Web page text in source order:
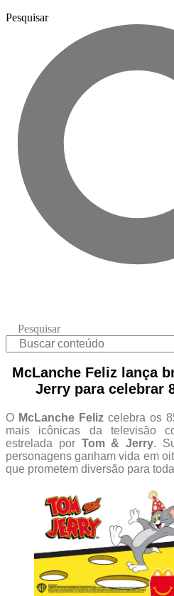
Pesquisar
Pesquisar
McLanche Feliz lança
Jerry para celebrar
O McLanche Feliz celebra os
mais icônicas da televisão
estrelada por Tom & Jerry.
personagens ganham vida em
que prometem diversão para